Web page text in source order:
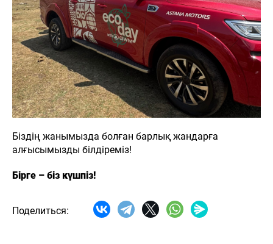
ЖАҢАЛЫҚТАР БАЙЛАНЫСТАР
8 (771)
060-77-40
Haval
Kokshetau
Біздің жанымызда болған барлық жандарға
алғысымызды білдіреміз!
Бірге – біз күшпіз!
Поделиться: